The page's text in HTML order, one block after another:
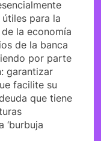
para la
la economía
de la banca
por parte
garantizar
facilite su
que tiene
‘burbuja